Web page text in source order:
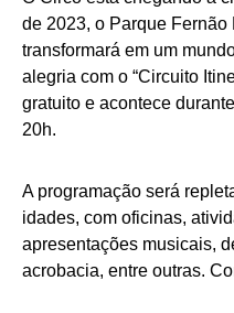
de 2023, o Parque
transformará em um
alegria com o “Circuito
gratuito e acontece
20h.
A programação será
idades, com oficinas,
apresentações musicais,
acrobacia, entre outras.